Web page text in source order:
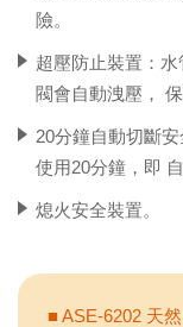
險。
超壓防止裝置：
閥會自動洩壓，
20分鐘自動切斷
使用20分鐘，即
熄火安全裝置。
■ ASE-6202 天